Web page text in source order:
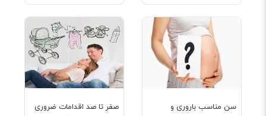
صفر تا صد اقدامات ضروری
سن مناسب باروری و